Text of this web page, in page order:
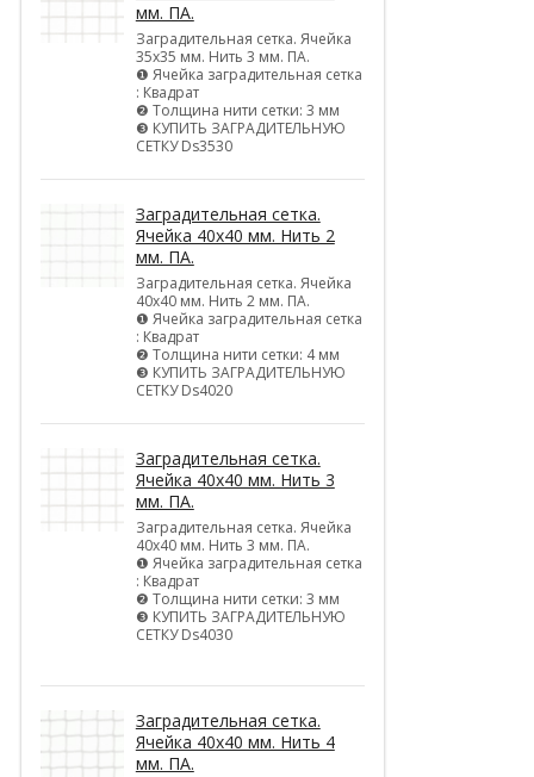
мм. ПА.
Заградительная сетка. Ячейка
35х35 мм. Нить 3 мм. ПА.
❶ Ячейка заградительная сетка
: Квадрат
❷ Толщина нити сетки: 3 мм
❸ КУПИТЬ ЗАГРАДИТЕЛЬНУЮ
СЕТКУ Ds3530
Заградительная сетка.
Ячейка 40х40 мм. Нить 2
мм. ПА.
Заградительная сетка. Ячейка
40х40 мм. Нить 2 мм. ПА.
❶ Ячейка заградительная сетка
: Квадрат
❷ Толщина нити сетки: 4 мм
❸ КУПИТЬ ЗАГРАДИТЕЛЬНУЮ
СЕТКУ Ds4020
Заградительная сетка.
Ячейка 40х40 мм. Нить 3
мм. ПА.
Заградительная сетка. Ячейка
40х40 мм. Нить 3 мм. ПА.
❶ Ячейка заградительная сетка
: Квадрат
❷ Толщина нити сетки: 3 мм
❸ КУПИТЬ ЗАГРАДИТЕЛЬНУЮ
СЕТКУ Ds4030
Заградительная сетка.
Ячейка 40х40 мм. Нить 4
мм. ПА.